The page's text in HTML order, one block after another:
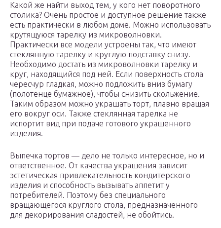
Какой же найти выход тем, у кого нет поворотного
столика? Очень простое и доступное решение также
есть практически в любом доме. Можно использовать
крутящуюся тарелку из микроволновки.
Практически все модели устроены так, что имеют
стеклянную тарелку и круглую подставку снизу.
Необходимо достать из микроволновки тарелку и
круг, находящийся под ней. Если поверхность стола
чересчур гладкая, можно подложить вниз бумагу
(полотенце бумажное), чтобы снизить скольжение.
Таким образом можно украшать торт, плавно вращая
его вокруг оси. Также стеклянная тарелка не
испортит вид при подаче готового украшенного
изделия.
Выпечка тортов — дело не только интересное, но и
ответственное. От качества украшения зависит
эстетическая привлекательность кондитерского
изделия и способность вызывать аппетит у
потребителей. Поэтому без специального
вращающегося круглого стола, предназначенного
для декорирования сладостей, не обойтись.